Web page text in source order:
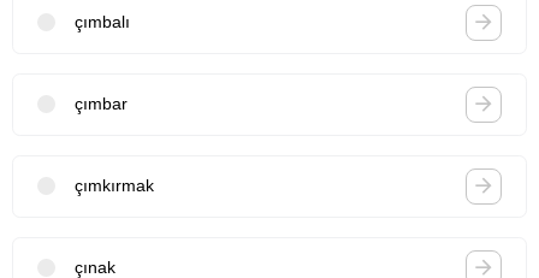
çımbalı
çımbar
çımkırmak
çınak